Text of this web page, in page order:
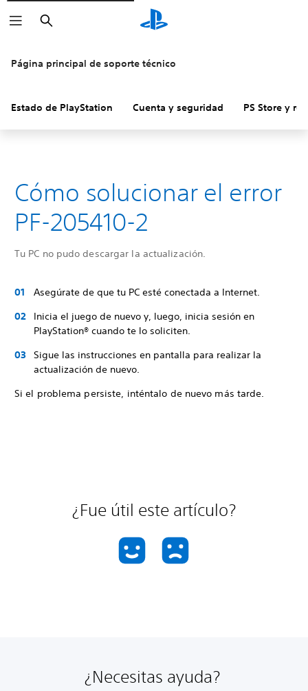
Buscar
Página principal de soporte técnico
Estado de PlayStation Cuenta y seguridad PS Store y
Cómo solucionar el error
PF-205410-2
Tu PC no pudo descargar la actualización.
Asegúrate de que tu PC esté conectada a Internet.
Inicia el juego de nuevo y, luego, inicia sesión en
PlayStation® cuando te lo soliciten.
Sigue las instrucciones en pantalla para realizar la
actualización de nuevo.
Si el problema persiste, inténtalo de nuevo más tarde.
¿Fue útil este artículo?
¿Necesitas ayuda?